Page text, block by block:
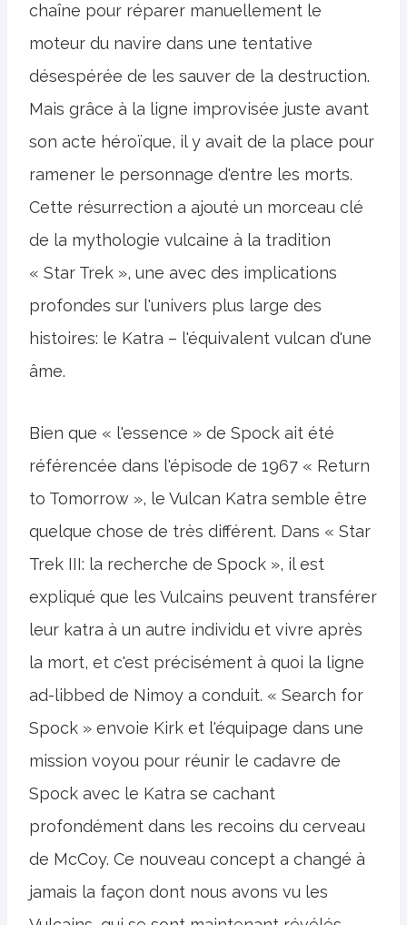
chaîne pour réparer manuellement le
moteur du navire dans une tentative
désespérée de les sauver de la destruction.
Mais grâce à la ligne improvisée juste avant
son acte héroïque, il y avait de la place pour
ramener le personnage d'entre les morts.
Cette résurrection a ajouté un morceau clé
de la mythologie vulcaine à la tradition
« Star Trek », une avec des implications
profondes sur l'univers plus large des
histoires: le Katra – l'équivalent vulcan d'une
âme.
Bien que « l'essence » de Spock ait été
référencée dans l'épisode de 1967 « Return
to Tomorrow », le Vulcan Katra semble être
quelque chose de très différent. Dans « Star
Trek III: la recherche de Spock », il est
expliqué que les Vulcains peuvent transférer
leur katra à un autre individu et vivre après
la mort, et c'est précisément à quoi la ligne
ad-libbed de Nimoy a conduit. « Search for
Spock » envoie Kirk et l'équipage dans une
mission voyou pour réunir le cadavre de
Spock avec le Katra se cachant
profondément dans les recoins du cerveau
de McCoy. Ce nouveau concept a changé à
jamais la façon dont nous avons vu les